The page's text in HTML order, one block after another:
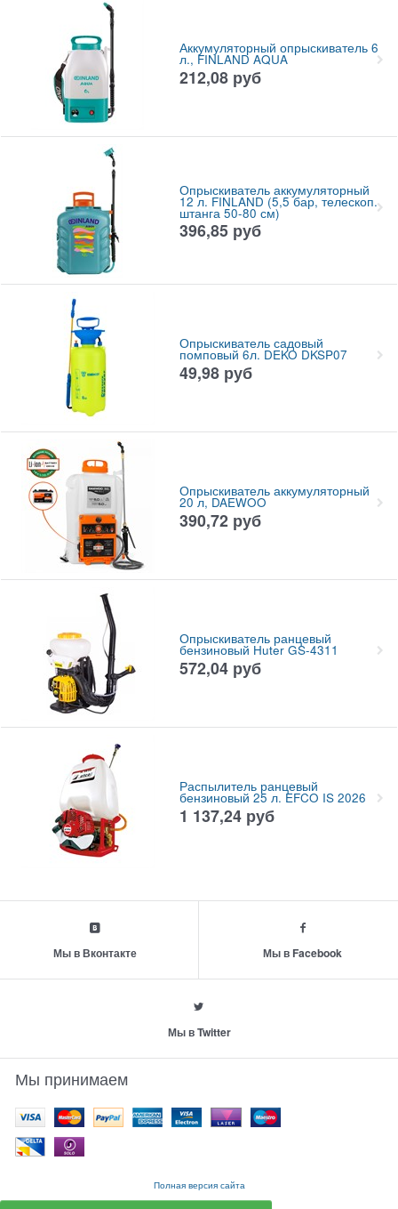
Аккумуляторный опрыскиватель 6
л., FINLAND AQUA
212,08 руб
Опрыскиватель аккумуляторный
12 л. FINLAND (5,5 бар, телескоп.
штанга 50-80 см)
396,85 руб
Опрыскиватель садовый
помповый 6л. DEKO DKSP07
49,98 руб
Опрыскиватель аккумуляторный
20 л, DAEWOO
390,72 руб
Опрыскиватель ранцевый
бензиновый Huter GS-4311
572,04 руб
Распылитель ранцевый
бензиновый 25 л. EFCO IS 2026
1 137,24 руб
Мы в Вконтакте Мы в Facebook
Мы в Twitter
Мы принимаем
Полная версия сайта